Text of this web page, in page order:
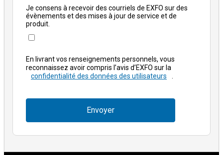
Je consens à recevoir des courriels de EXFO sur des
évènements et des mises à jour de service et de
produit.
En livrant vos renseignements personnels, vous
reconnaissez avoir compris l’avis d’EXFO sur la
confidentialité des données des utilisateurs
.
Envoyer